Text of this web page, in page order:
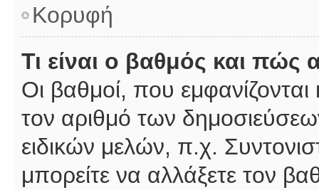
Κορυφή
Τι είναι ο βαθμός και
Οι βαθμοί, που
τον αριθμό των
ειδικών μελών, π.χ.
μπορείτε να αλλάξετε τον